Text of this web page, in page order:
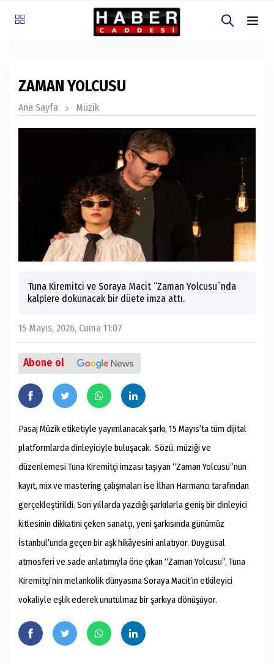
ZAMAN YOLCUSU
Ana Sayfa Müzik
Tuna Kiremitci ve Soraya Macit “Zaman Yolcusu”nda
kalplere dokunacak bir düete imza attı.
15 Mayıs, 2026, Cuma 11:07
Abone ol
Pasaj Müziketiketiyle yayımlanacak şarkı, 15 Mayıs’ta tüm dijital
platformlarda dinleyiciyle buluşacak. Sözü, müziği ve
düzenlemesi Tuna Kiremitçi imzası taşıyan “Zaman Yolcusu”nun
kayıt, mix ve mastering çalışmaları ise İlhan Harmancı tarafından
gerçekleştirildi. Son yıllarda yazdığı şarkılarla geniş bir dinleyici
kitlesinin dikkatini çeken sanatçı, yeni şarkısında günümüz
İstanbul’unda geçen bir aşk hikâyesini anlatıyor. Duygusal
atmosferi ve sade anlatımıyla öne çıkan “Zaman Yolcusu”, Tuna
Kiremitçi’nin melankolik dünyasına Soraya Macit’in etkileyici
vokaliyle eşlik ederek unutulmaz bir şarkıya dönüşüyor.